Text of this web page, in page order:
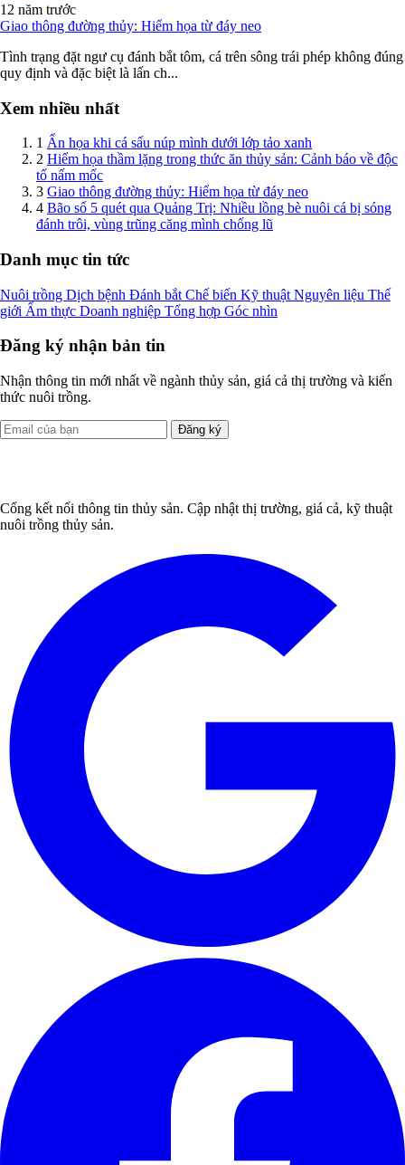
12 năm trước
Giao thông đường thủy: Hiểm họa từ đáy neo
Tình trạng đặt ngư cụ đánh bắt tôm, cá trên sông trái phép không đúng
quy định và đặc biệt là lấn ch...
Xem nhiều nhất
1 Ẩn họa khi cá sấu núp mình dưới lớp tảo xanh
2 Hiểm họa thầm lặng trong thức ăn thủy sản: Cảnh báo về độc
tố nấm mốc
3 Giao thông đường thủy: Hiểm họa từ đáy neo
4 Bão số 5 quét qua Quảng Trị: Nhiều lồng bè nuôi cá bị sóng
đánh trôi, vùng trũng căng mình chống lũ
Danh mục tin tức
Nuôi trồng Dịch bệnh Đánh bắt Chế biến Kỹ thuật Nguyên liệu Thế
giới Ẩm thực Doanh nghiệp Tổng hợp Góc nhìn
Đăng ký nhận bản tin
Nhận thông tin mới nhất về ngành thủy sản, giá cả thị trường và kiến
thức nuôi trồng.
Đăng ký
Cổng kết nối thông tin thủy sản. Cập nhật thị trường, giá cả, kỹ thuật
nuôi trồng thủy sản.